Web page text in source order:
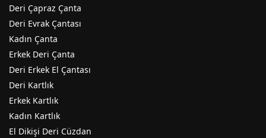
Deri Çapraz Çanta
Deri Evrak Çantası
Kadın Çanta
Erkek Deri Çanta
Deri Erkek El Çantası
Deri Kartlık
Erkek Kartlık
Kadın Kartlık
El Dikişi Deri Cüzdan